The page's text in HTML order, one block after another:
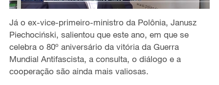
Já o ex-vice-primeiro-ministro da Polônia, Janusz
Piechociński, salientou que este ano, em que se
celebra o 80º aniversário da vitória da Guerra
Mundial Antifascista, a consulta, o diálogo e a
cooperação são ainda mais valiosas.